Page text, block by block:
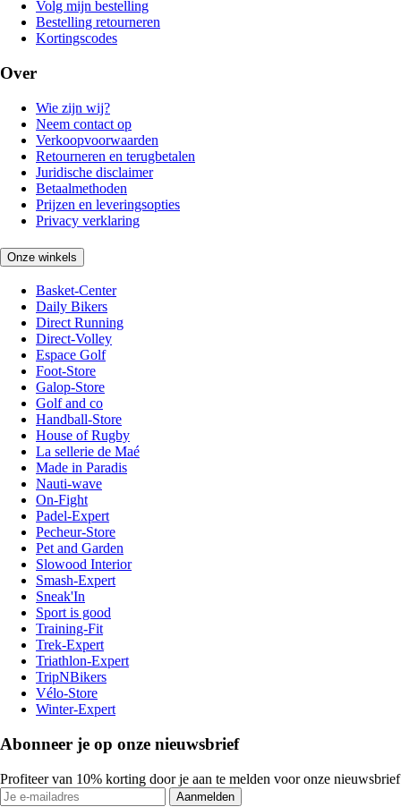
Volg mijn bestelling
Bestelling retourneren
Kortingscodes
Over
Wie zijn wij?
Neem contact op
Verkoopvoorwaarden
Retourneren en terugbetalen
Juridische disclaimer
Betaalmethoden
Prijzen en leveringsopties
Privacy verklaring
Onze winkels
Basket-Center
Daily Bikers
Direct Running
Direct-Volley
Espace Golf
Foot-Store
Galop-Store
Golf and co
Handball-Store
House of Rugby
La sellerie de Maé
Made in Paradis
Nauti-wave
On-Fight
Padel-Expert
Pecheur-Store
Pet and Garden
Slowood Interior
Smash-Expert
Sneak'In
Sport is good
Training-Fit
Trek-Expert
Triathlon-Expert
TripNBikers
Vélo-Store
Winter-Expert
Abonneer je op onze nieuwsbrief
Profiteer van 10% korting door je aan te melden voor onze nieuwsbrief
Aanmelden